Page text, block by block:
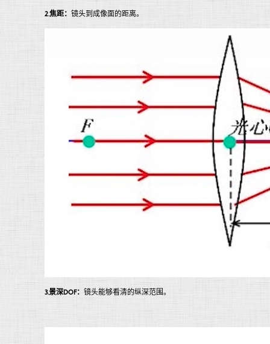
2.焦距： 镜头到成像面的距离。
3.景深DOF： 镜头能够看清的纵深范围。